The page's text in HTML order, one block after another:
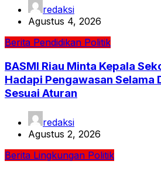
redaksi
Agustus 4, 2026
Berita Pendidikan Politik
BASMI Riau Minta Kepala
Hadapi Pengawasan Selama
Sesuai Aturan
redaksi
Agustus 2, 2026
Berita Lingkungan Politik